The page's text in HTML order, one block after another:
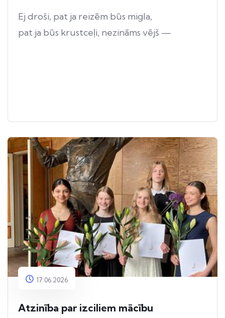
Ej droši, pat ja reizēm būs migla,
pat ja būs krustceļi, nezināms vējš —
17.06.2026
Atzinība par izciliem mācību